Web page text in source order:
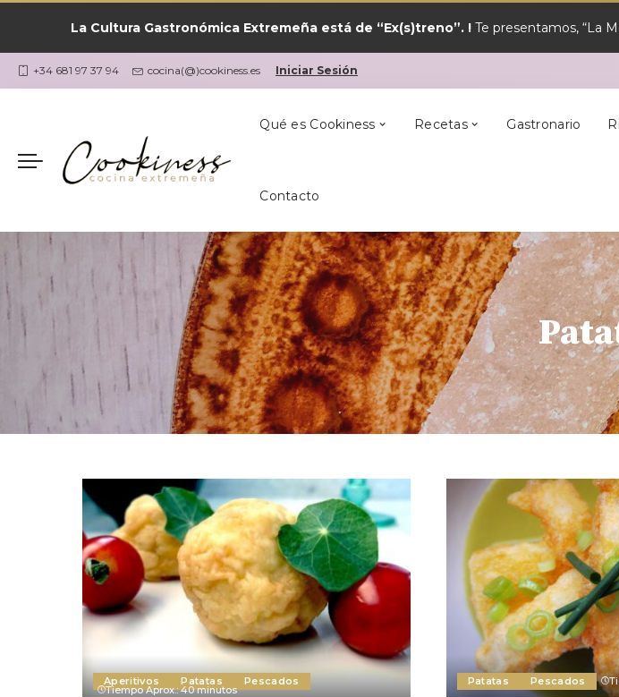
La Cultura Gastronómica Extremeña está de “Ex(s)treno”. ! Te presentamos, “La
+34 681 97 37 94 cocina(@)cookiness.es Iniciar Sesión
Qué es Cookiness Recetas
¿Qué Cocino Hoy?
Gastronario
Contacto
Las Recetas por
Cookiness
¿Qué Cocino Hoy?
Los Mejores
Postres
Coria Alcántara
Aperitivos Patatas Pescados
Tiempo Aprox.: 40 minutos
Patatas Pescados